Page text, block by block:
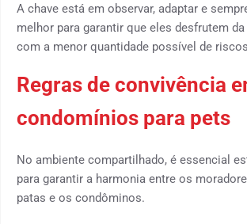
A chave está em observar, adaptar e
melhor para garantir que eles desfrutem
com a menor quantidade possível de
Regras de convivência
condomínios para pets
No ambiente compartilhado, é essencial
para garantir a harmonia entre os
patas e os condôminos.